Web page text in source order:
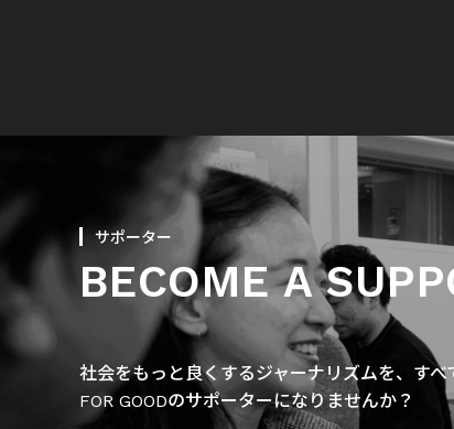
サポーター
BECOME A
社会をもっと良くするジャーナリズムを、す
FOR GOODのサポーターになりませんか？